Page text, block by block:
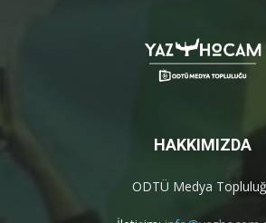
HAKKIMIZDA
ODTÜ Medya